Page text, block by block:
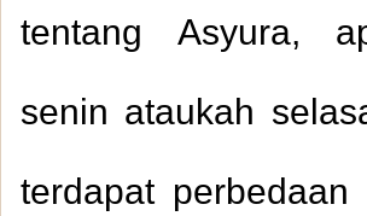
tentang Asyura,
senin ataukah
terdapat